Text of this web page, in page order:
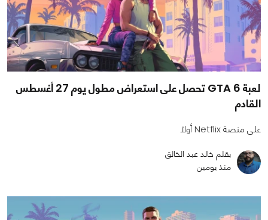
لعبة GTA 6 تحصل على استعراض مطول يوم 27 أغسطس
القادم
على منصة Netflix أولًا
بقلم خالد عبد الخالق
منذ يومين